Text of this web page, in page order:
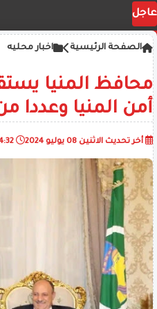
عاجل
الصفحة الرئيسية اخبار محليه
محافظ المنيا
أمن المنيا وعددا
أخر تحديث الاثنين 08 يوليو 2024